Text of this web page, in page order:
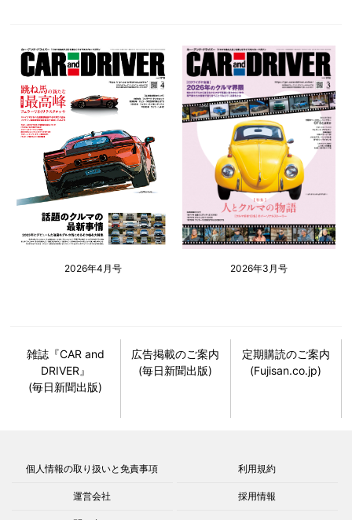
2026年4月号 2026年3月号
雑誌『CAR and
DRIVER』
(毎日新聞出版)
広告掲載のご案内
(毎日新聞出版)
定期購読のご案内
(Fujisan.co.jp)
個人情報の取り扱いと免責事項 利用規約
運営会社 採用情報